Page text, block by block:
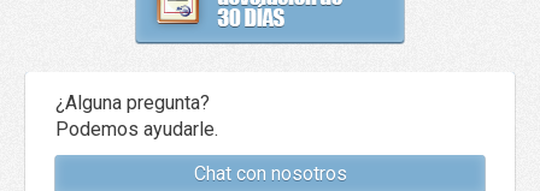
¿Alguna pregunta?
Podemos ayudarle.
Chat con nosotros